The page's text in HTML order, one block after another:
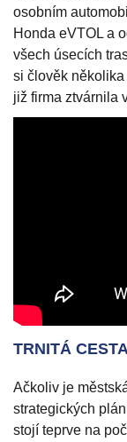
osobním
Honda eVTOL a
všech úsecích
si člověk
již firma ztvárnila
TRNITÁ
Ačkoliv je
strategických
stojí teprve na